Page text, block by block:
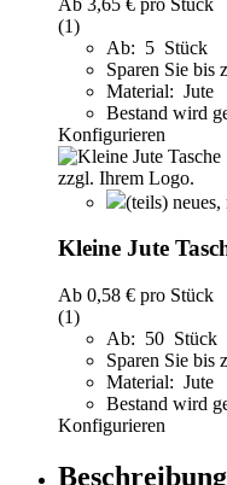
(1)
Ab: 5 Stück
Sparen Sie bis
Material: Jute
Bestand wird
Konfigurieren
(teils)
Kleine Jute
Ab 0,58 € pro Stück
(1)
Ab: 50 Stück
Sparen Sie bis
Material: Jute
Bestand wird
Konfigurieren
Beschreibung